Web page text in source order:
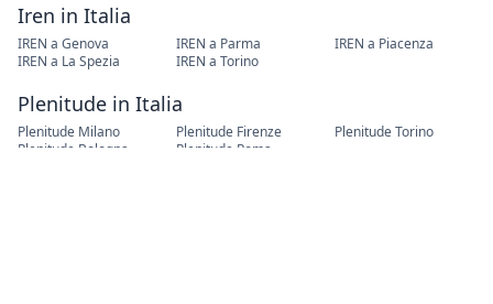
Iren in Italia
IREN a Genova IREN a Parma
IREN a Piacenza
IREN a La Spezia
IREN a Torino
Plenitude in Italia
Plenitude Milano Plenitude Firenze
Plenitude Torino
Plenitude Bologna
Plenitude Roma